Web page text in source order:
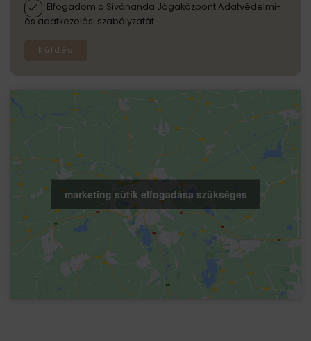
Elfogadom a Sivánanda Jógaközpont Adatvédelmi-
és adatkezelési szabályzatát.
Küldés
marketing sütik elfogadása szükséges